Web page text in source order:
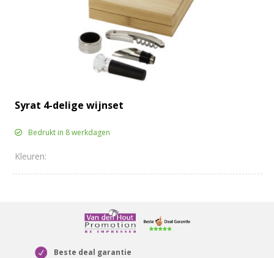
Syrat 4-delige wijnset
Bedrukt in 8 werkdagen
Beste deal garantie